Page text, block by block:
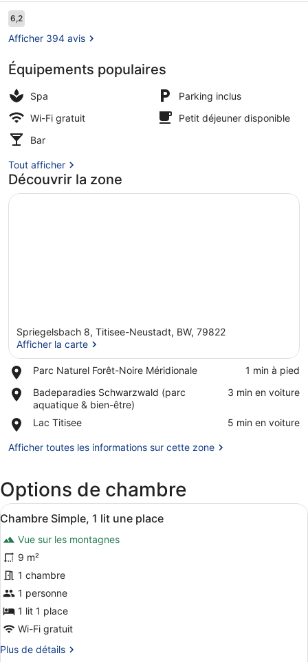
Near
Badeparadies
Sauna, bain à remous, hammam,
Avis
voyageurs
6,26,2 sur 10
Afficher 394 avis
Équipements populaires
Spa
Parking inclus
Wi-Fi gratuit
Petit déjeuner disponible
Bar
Tout afficher
Découvrir la zone
Spriegelsbach 8, Titisee-Neustadt, BW, 79822
Afficher la carte
Parc Naturel Forêt-Noire Méridionale
Place,
Naturel
Forêt-
Noire
‪1 min à pied‬
Badeparadies Schwarzwald (parc
aquatique & bien-être)
Place,
Badeparadies
Schwarzwald
(parc
&
‪3 min en voiture‬
Lac Titisee
Place,
Titisee
‪5 min en voiture‬
Afficher toutes les informations sur cette zone
Options de chambre
Afficher
toutes
les
photos
pour
ce
type
de
chambre :
Chambre
Une pièce avec deux fenêtres,
28
Chambre Simple, 1 lit une place
Vue sur les montagnes
9 m²
1 chambre
1 personne
1 lit 1 place
Wi-Fi gratuit
Plus de détails
Plus